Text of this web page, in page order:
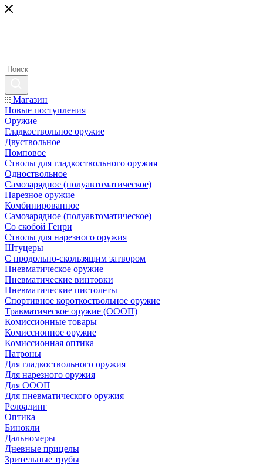
Магазин
Новые поступления
Оружие
Гладкоствольное оружие
Двуствольное
Помповое
Стволы для гладкоствольного оружия
Одноствольное
Самозарядное (полуавтоматическое)
Нарезное оружие
Комбинированное
Самозарядное (полуавтоматическое)
Со скобой Генри
Стволы для нарезного оружия
Штуцеры
С продольно-скользящим затвором
Пневматическое оружие
Пневматические винтовки
Пневматические пистолеты
Спортивное короткоствольное оружие
Травматическое оружие (ОООП)
Комиссионные товары
Комиссионное оружие
Комиссионная оптика
Патроны
Для гладкоствольного оружия
Для нарезного оружия
Для ОООП
Для пневматического оружия
Релоадинг
Оптика
Бинокли
Дальномеры
Дневные прицелы
Зрительные трубы